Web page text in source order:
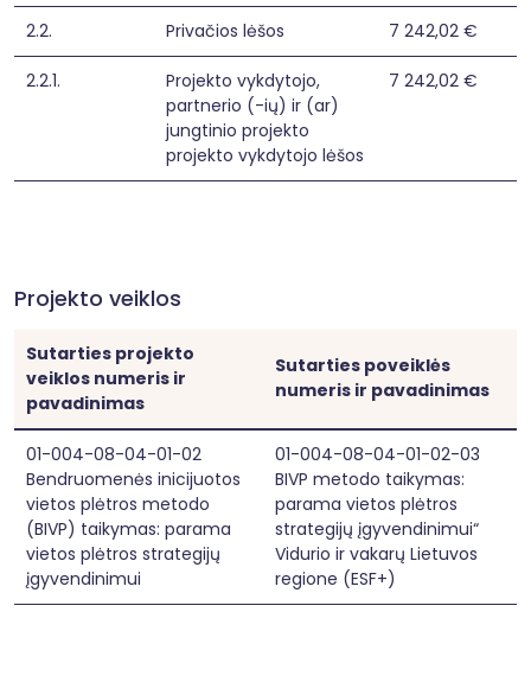
intensyvios krizių įveikimo pagalbos, socialinių
įgūdžių ugdymo ir palaikymo) ir kitų reikalingų
paslaugų ir pagalbos socialinę atskirtį
patiriantiems gyventojams teikimas;
2.1.1.2. socialinę atskirtį patiriančių gyventojų
informavimas apie įvairiose organizacijose
prieinamas socialines ir kitas reikalingas
paslaugas, ir (arba) tarpininkavimas ir
atstovavimas šias paslaugas gaunant, ir (arba)
ir (ar) kita);
2.1.5. savanoriškos veiklos skatinimas (taip pat
asmenų ir savanorius priimančių organizacijų
konsultavimas, informavimas), atlikimo
organizavimas ir savanorių mokymas
2.2. Privačios lėšos 7 242,02 €
2.2.1.
Projekto vykdytojo,
partnerio (-ių) ir (ar)
jungtinio projekto
projekto vykdytojo lėšos
7 242,02 €
Projekto veiklos
Sutarties projekto
veiklos numeris ir
pavadinimas
Sutarties poveiklės
numeris ir pavadinimas
01-004-08-04-01-02
Bendruomenės inicijuotos
vietos plėtros metodo
(BIVP) taikymas: parama
vietos plėtros strategijų
įgyvendinimui
01-004-08-04-01-02-03
BIVP metodo taikymas:
parama vietos plėtros
strategijų įgyvendinimui“
Vidurio ir vakarų Lietuvos
regione (ESF+)